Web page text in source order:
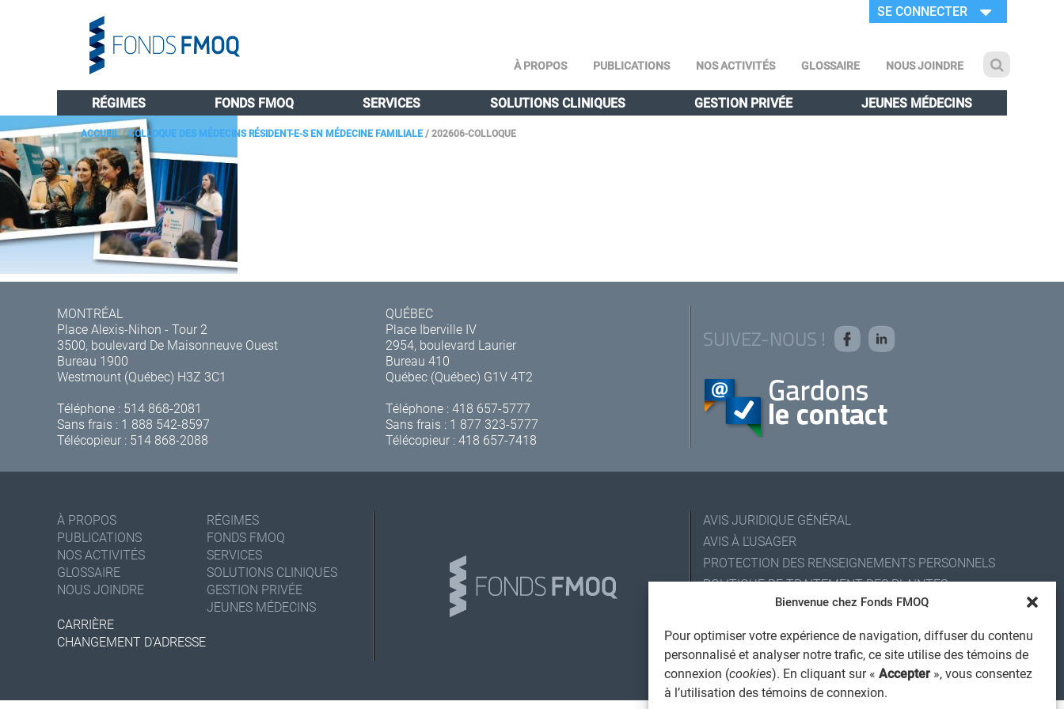
Bienvenue chez Fonds FMOQ
Pour optimiser votre expérience de navigation, diffuser du contenu
personnalisé et analyser notre trafic, ce site utilise des témoins de
connexion (cookies). En cliquant sur « Accepter », vous consentez
à l’utilisation des témoins de connexion.
SE CONNECTER
À PROPOS PUBLICATIONS NOS ACTIVITÉS GLOSSAIRE NOUS JOINDRE
RÉGIMES FONDS FMOQ SERVICES SOLUTIONS CLINIQUES GESTION PRIVÉE JEUNES MÉDECINS
ACCUEIL/COLLOQUE DES MÉDECINS RÉSIDENT-E-S EN MÉDECINE FAMILIALE/202606-COLLOQUE
MONTRÉAL
Place Alexis-Nihon - Tour 2
3500, boulevard De Maisonneuve Ouest
Bureau 1900
Westmount (Québec) H3Z 3C1
Téléphone : 514 868-2081
Sans frais : 1 888 542-8597
Télécopieur : 514 868-2088
QUÉBEC
Place Iberville IV
2954, boulevard Laurier
Bureau 410
Québec (Québec) G1V 4T2
Téléphone :418 657-5777
Sans frais : 1 877 323-5777
Télécopieur : 418 657-7418
SUIVEZ-NOUS !
À PROPOS
PUBLICATIONS
NOS ACTIVITÉS
GLOSSAIRE
NOUS JOINDRE
RÉGIMES
FONDS FMOQ
SERVICES
SOLUTIONS CLINIQUES
GESTION PRIVÉE
JEUNES MÉDECINS
CARRIÈRE
CHANGEMENT D'ADRESSE
AVIS JURIDIQUE GÉNÉRAL
AVIS À L'USAGER
PROTECTION DES RENSEIGNEMENTS PERSONNELS
POLITIQUE DE TRAITEMENT DES PLAINTES
REGISTRE DES CONFLITS D'INTÉRÊTS
ALERTE INTERNET
© 2026 Société de services financiers Fonds FMOQ inc.
Tous droits réservés.